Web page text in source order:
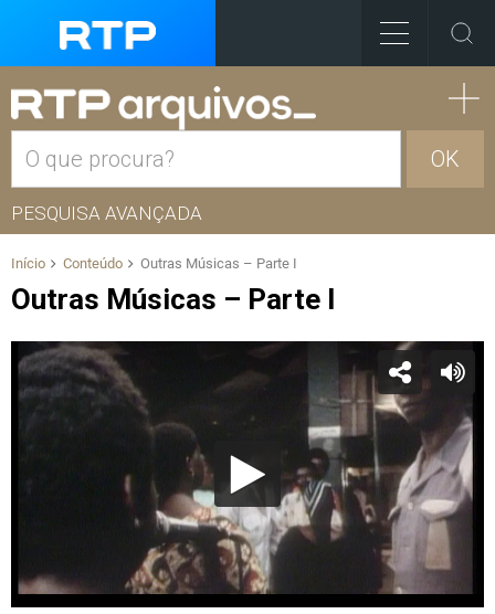
OK
PESQUISA AVANÇADA
Início Conteúdo Outras Músicas – Parte I
Outras Músicas – Parte I